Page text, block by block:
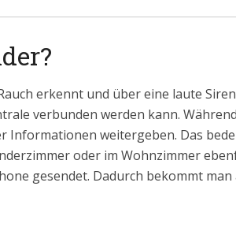
erkennt und über eine laute
verbunden werden kann.
Informationen weitergeben. Das
oder im Wohnzimmer
gesendet. Dadurch bekommt